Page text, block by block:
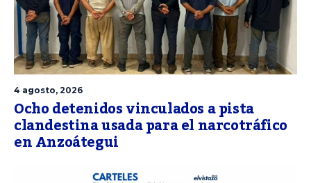
4 agosto, 2026
Ocho detenidos vinculados a pista
clandestina usada para el narcotráfico
en Anzoátegui